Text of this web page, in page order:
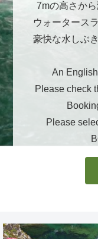
7mの高さか
ウォータース
豪快な水しぶ
An
Please check
Please